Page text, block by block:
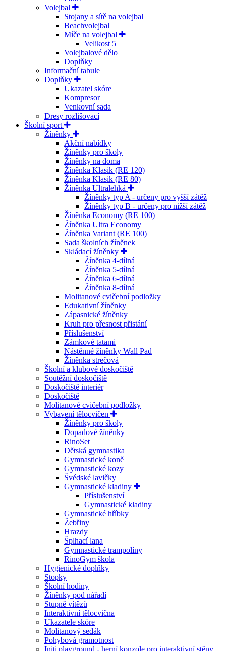
Volejbal
Stojany a sítě na volejbal
Beachvolejbal
Míče na volejbal
Velikost 5
Volejbalové dělo
Doplňky
Informační tabule
Doplňky
Ukazatel skóre
Kompresor
Venkovní sada
Dresy rozlišovací
Školní sport
Žíněnky
Akční nabídky
Žíněnky pro školy
Žíněnky na doma
Žíněnka Klasik (RE 120)
Žíněnka Klasik (RE 80)
Žíněnka Ultralehká
Žíněnky typ A - určeny pro vyšší zátěž
Žíněnky typ B - určeny pro nižší zátěž
Žíněnka Economy (RE 100)
Žíněnka Ultra Economy
Žíněnka Variant (RE 100)
Sada školních žíněnek
Skládací žíněnky
Žíněnka 4-dílná
Žíněnka 5-dílná
Žíněnka 6-dílná
Žíněnka 8-dílná
Molitanové cvičební podložky
Edukativní žíněnky
Zápasnické žíněnky
Kruh pro přesnost přistání
Příslušenství
Zámkové tatami
Nástěnné žíněnky Wall Pad
Žíněnka strečová
Školní a klubové doskočiště
Soutěžní doskočiště
Doskočiště interiér
Doskočiště
Molitanové cvičební podložky
Vybavení tělocvičen
Žíněnky pro školy
Dopadové žíněnky
RinoSet
Dětská gymnastika
Gymnastické koně
Gymnastické kozy
Švédské lavičky
Gymnastické kladiny
Příslušenství
Gymnastické kladiny
Gymnastické hříbky
Žebřiny
Hrazdy
Šplhací lana
Gymnastické trampolíny
RinoGym škola
Hygienické doplňky
Stopky
Školní hodiny
Žíněnky pod nářadí
Stupně vítězů
Interaktivní tělocvična
Ukazatele skóre
Molitanový sedák
Pohybová gramotnost